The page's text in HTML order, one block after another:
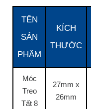
TÊN
SẢN
PHẨM
KÍCH
THƯỚC
Móc
Treo
Tất 8
27mm x
26mm